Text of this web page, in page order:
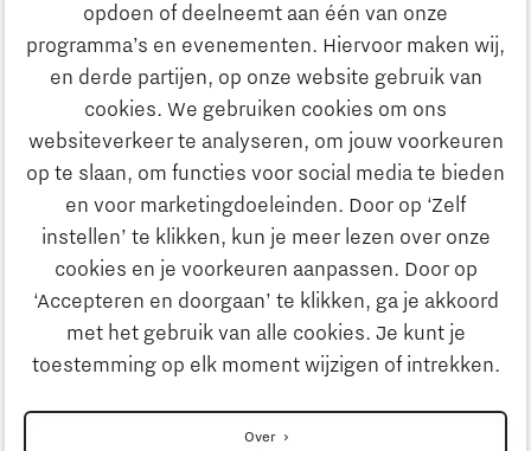
opdoen of deelneemt aan één van onze
programma’s en evenementen. Hiervoor maken wij,
en derde partijen, op onze website gebruik van
cookies. We gebruiken cookies om ons
websiteverkeer te analyseren, om jouw voorkeuren
op te slaan, om functies voor social media te bieden
en voor marketingdoeleinden. Door op ‘Zelf
instellen’ te klikken, kun je meer lezen over onze
cookies en je voorkeuren aanpassen. Door op
‘Accepteren en doorgaan’ te klikken, ga je akkoord
met het gebruik van alle cookies. Je kunt je
toestemming op elk moment wijzigen of intrekken.
Over
Ontdek Brainport
Innovatie
Ondernemen
Onderwijs
Onderwijs
Maatschappelijk
Strategie & Organisatie
Zoeken
Contact
Naar internationale website